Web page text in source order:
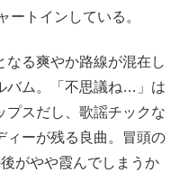
ートインしている。
なる爽やか路線が混在し
バム。「不思議ね…」は
プスだし、歌謡チックな
ィーが残る良曲。冒頭の
がやや霞んでしまうか